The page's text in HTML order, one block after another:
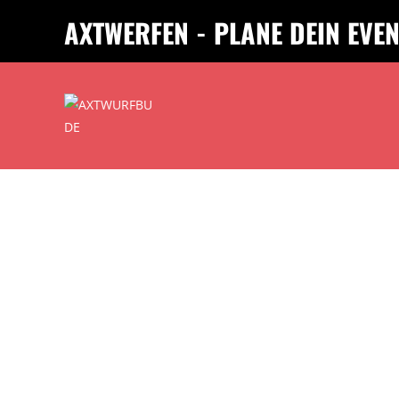
AXTWERFEN - PLANE DEIN